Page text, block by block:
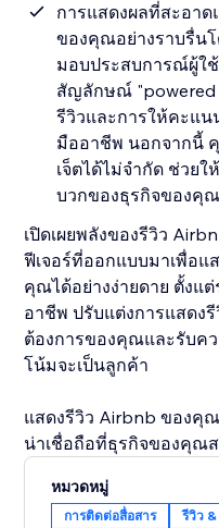
การแสดงผลที่สะอาด
ของคุณอย่างราบรื่น
มอบประสบการณ์ผู้ใ
สัญลักษณ์ "powered
รีวิวและการให้คะแ
มืออาชีพ นอกจากนี้
เจ็ตได้ไม่จำกัด ช่วย
บวกของธุรกิจของคุ
เปิดเผยพลังของรีวิว
ฟีเจอร์ที่ออกแบบมาเพื่อ
คุณได้อย่างง่ายดาย ตั้งแ
อาชีพ ปรับแต่งการแสดง
ต้องการของคุณและรับค
โน้มจะเป็นลูกค้า
แสดงรีวิว Airbnb ของคุ
น่าเชื่อถือที่ธุรกิจของคุณ
หมวดหมู่
การติดต่อสื่อสาร รีวิว